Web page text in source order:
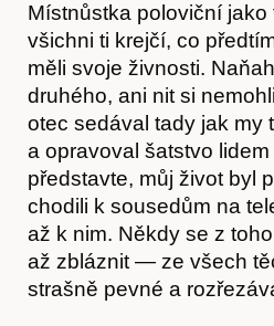
Místnůstka poloviční jako
všichni ti krejčí, co
měli svoje živnosti.
druhého, ani nit si
otec sedával tady jak my
a opravoval šatstvo lidem
představte, můj život byl
chodili k sousedům na
až k nim. Někdy se z
až zbláznit — ze všech
strašně pevné a